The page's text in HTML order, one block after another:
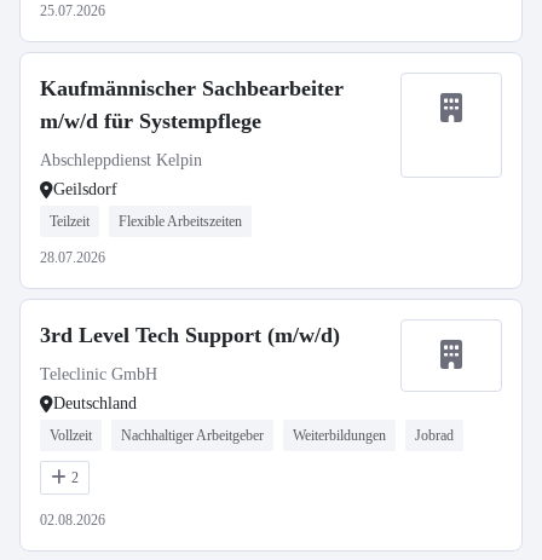
25.07.2026
Kaufmännischer Sachbearbeiter
m/w/d für Systempflege
Abschleppdienst Kelpin
Geilsdorf
Teilzeit Flexible Arbeitszeiten
28.07.2026
3rd Level Tech Support (m/w/d)
Teleclinic GmbH
Deutschland
Vollzeit Nachhaltiger Arbeitgeber Weiterbildungen Jobrad
2
02.08.2026